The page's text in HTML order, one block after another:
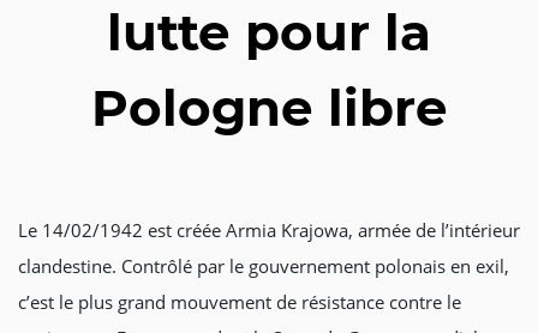
lutte pour la
Pologne libre
Le 14/02/1942 est créée Armia Krajowa, armée de l’intérieur
clandestine. Contrôlé par le gouvernement polonais en exil,
c’est le plus grand mouvement de résistance contre le